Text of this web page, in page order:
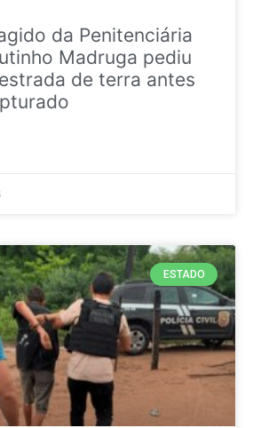
da Penitenciária
Madruga pediu
de terra antes
ESTADO